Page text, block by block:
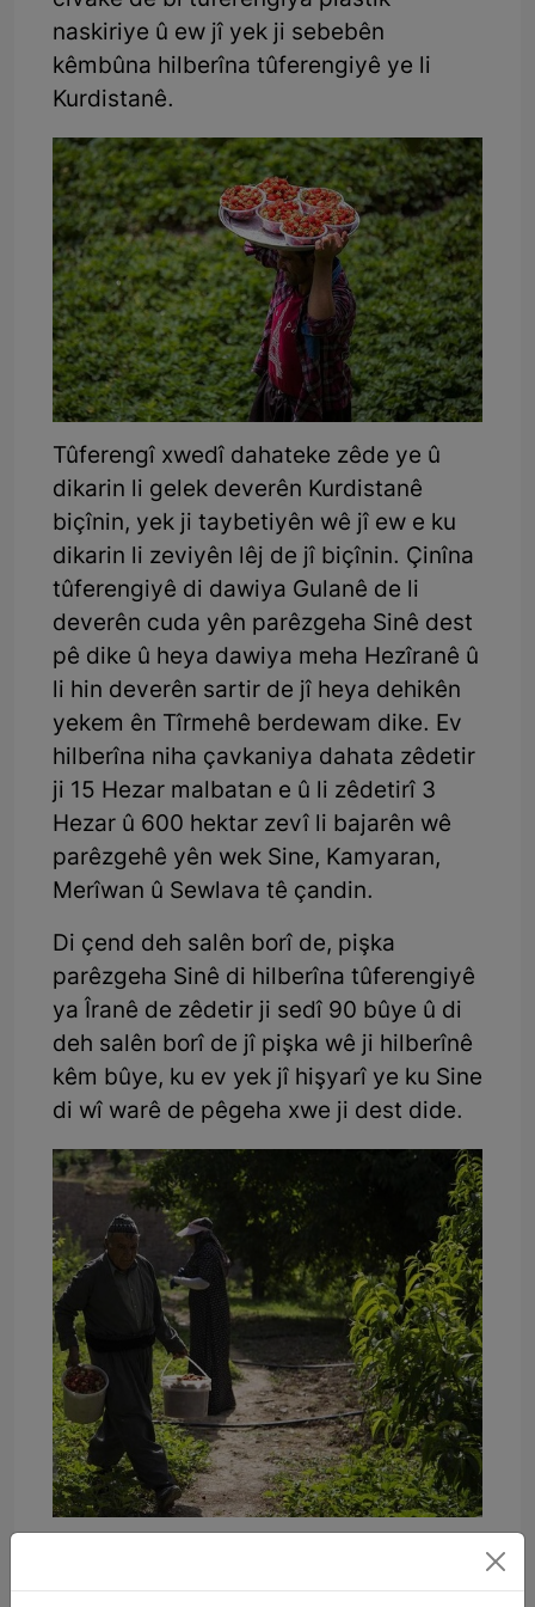
naskiriye û ew jî yek ji sebebên
kêmbûna hilberîna tûferengiyê ye li
Kurdistanê.
Tûferengî xwedî dahateke zêde ye û
dikarin li gelek deverên Kurdistanê
biçînin, yek ji taybetiyên wê jî ew e ku
dikarin li zeviyên lêj de jî biçînin. Çinîna
tûferengiyê di dawiya Gulanê de li
deverên cuda yên parêzgeha Sinê dest
pê dike û heya dawiya meha Hezîranê û
li hin deverên sartir de jî heya dehikên
yekem ên Tîrmehê berdewam dike. Ev
hilberîna niha çavkaniya dahata zêdetir
ji 15 Hezar malbatan e û li zêdetirî 3
Hezar û 600 hektar zevî li bajarên wê
parêzgehê yên wek Sine, Kamyaran,
Merîwan û Sewlava tê çandin.
Di çend deh salên borî de, pişka
parêzgeha Sinê di hilberîna tûferengiyê
ya Îranê de zêdetir ji sedî 90 bûye û di
deh salên borî de jî pişka wê ji hilberînê
kêm bûye, ku ev yek jî hişyarî ye ku Sine
di wî warê de pêgeha xwe ji dest dide.
parêzgehê di demsala çinînê de rastî